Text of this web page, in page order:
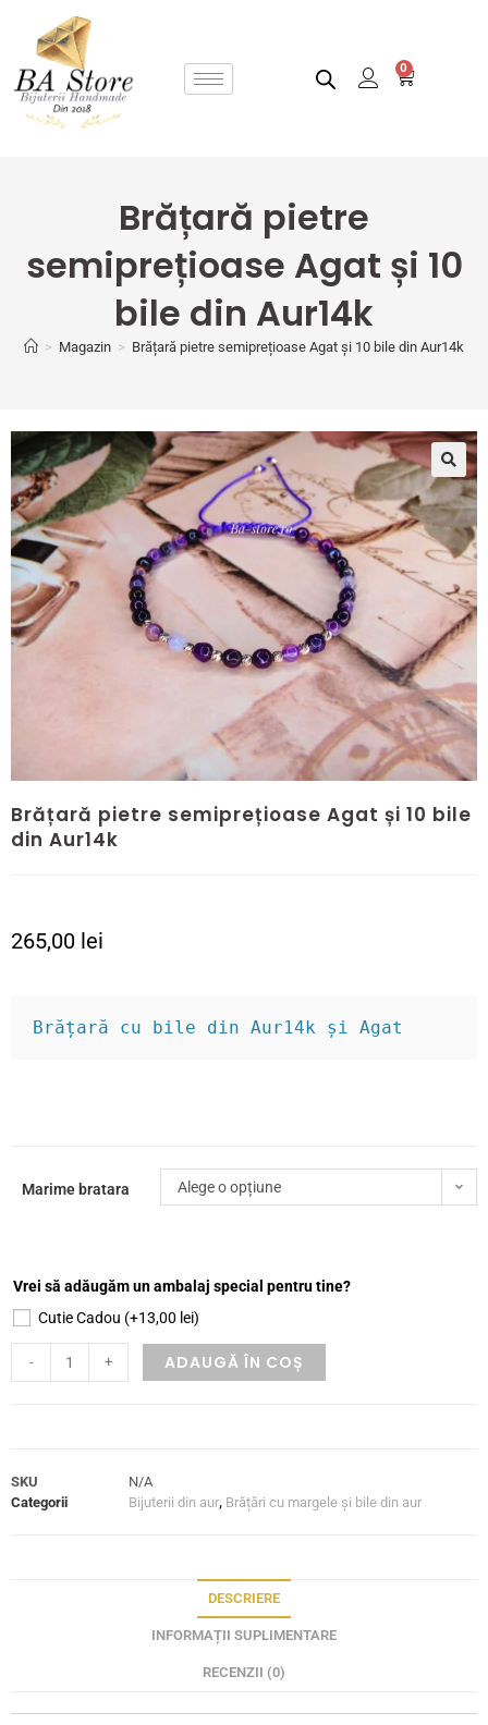
0
Brățară pietre
semiprețioase Agat și 10
bile din Aur14k
> Magazin > Brățară pietre semiprețioase Agat și 10 bile din Aur14k
🔍
Brățară pietre semiprețioase Agat și 10 bile
din Aur14k
265,00 lei
Brățară cu bile din Aur14k și Agat
Marime bratara Alege o opțiune
Vrei să adăugăm un ambalaj special pentru tine?
Cutie Cadou (+13,00 lei)
- + ADAUGĂ ÎN COȘ
SKU
N/A
Categorii
Bijuterii din aur, Brățări cu margele și bile din aur
DESCRIERE
INFORMAȚII SUPLIMENTARE
RECENZII (0)